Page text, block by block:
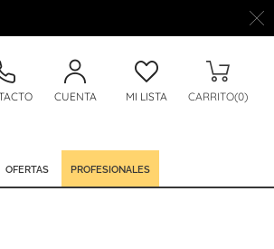
CUENTA MI LISTA CARRITO(0)
OFERTAS PROFESIONALES